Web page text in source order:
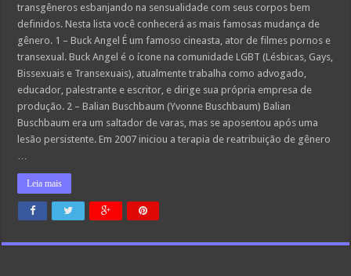
homens
conhecidos
que
nasceram
transgêneros esbanjando na sensualidade com seus corpos bem
definidos. Nesta lista você conhecerá as mais famosas mudança de
gênero. 1 – Buck Angel É um famoso cineasta, ator de filmes pornos e
transexual. Buck Angel é o ícone na comunidade LGBT (Lésbicas, Gays,
Bissexuais e Transexuais), atualmente trabalha como advogado,
educador, palestrante e escritor, e dirige sua própria empresa de
produção. 2 – Balian Buschbaum (Yvonne Buschbaum) Balian
Buschbaum era um saltador de varas, mas se aposentou após uma
lesão persistente. Em 2007 iniciou a terapia de reatribuição de gênero
Leia mais